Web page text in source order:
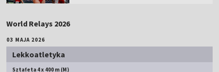
World Relays 2026
03 MAJA 2026
Lekkoatletyka
Sztafeta 4 x 400 m (M)